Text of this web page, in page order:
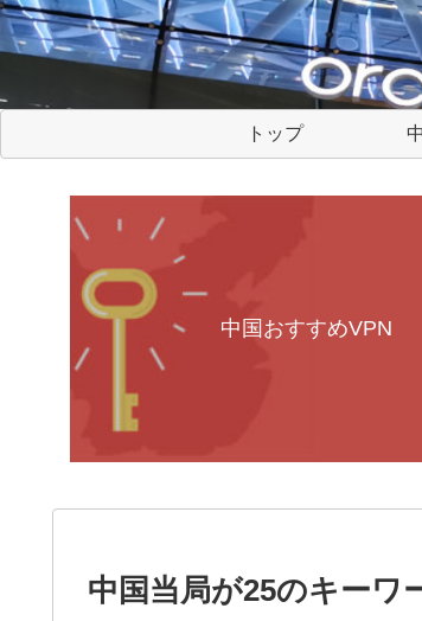
トップ
中国おすすめVPN
中国当局が25のキーワ